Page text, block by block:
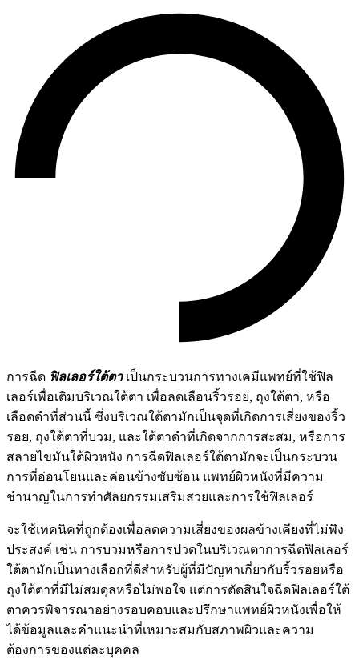
การฉีด ฟิลเลอร์ใต้ตา เป็นกระบวนการทางเคมีแพทย์ที่ใช้ฟิล
เลอร์เพื่อเติมบริเวณใต้ตา เพื่อลดเลือนริ้วรอย, ถุงใต้ตา, หรือ
เลือดดำที่ส่วนนี้ ซึ่งบริเวณใต้ตามักเป็นจุดที่เกิดการเสี่ยงของริ้ว
รอย, ถุงใต้ตาที่บวม, และใต้ตาดำที่เกิดจากการสะสม, หรือการ
สลายไขมันใต้ผิวหนัง การฉีดฟิลเลอร์ใต้ตามักจะเป็นกระบวน
การที่อ่อนโยนและค่อนข้างซับซ้อน แพทย์ผิวหนังที่มีความ
ชำนาญในการทำศัลยกรรมเสริมสวยและการใช้ฟิลเลอร์
จะใช้เทคนิคที่ถูกต้องเพื่อลดความเสี่ยงของผลข้างเคียงที่ไม่พึง
ประสงค์ เช่น การบวมหรือการปวดในบริเวณตาการฉีดฟิลเลอร์
ใต้ตามักเป็นทางเลือกที่ดีสำหรับผู้ที่มีปัญหาเกี่ยวกับริ้วรอยหรือ
ถุงใต้ตาที่มีไม่สมดุลหรือไม่พอใจ แต่การตัดสินใจฉีดฟิลเลอร์ใต้
ตาควรพิจารณาอย่างรอบคอบและปรึกษาแพทย์ผิวหนังเพื่อให้
ได้ข้อมูลและคำแนะนำที่เหมาะสมกับสภาพผิวและความ
ต้องการของแต่ละบุคคล